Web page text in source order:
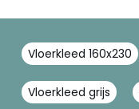
Vloerkleed 160x230
Vloerkleed grijs